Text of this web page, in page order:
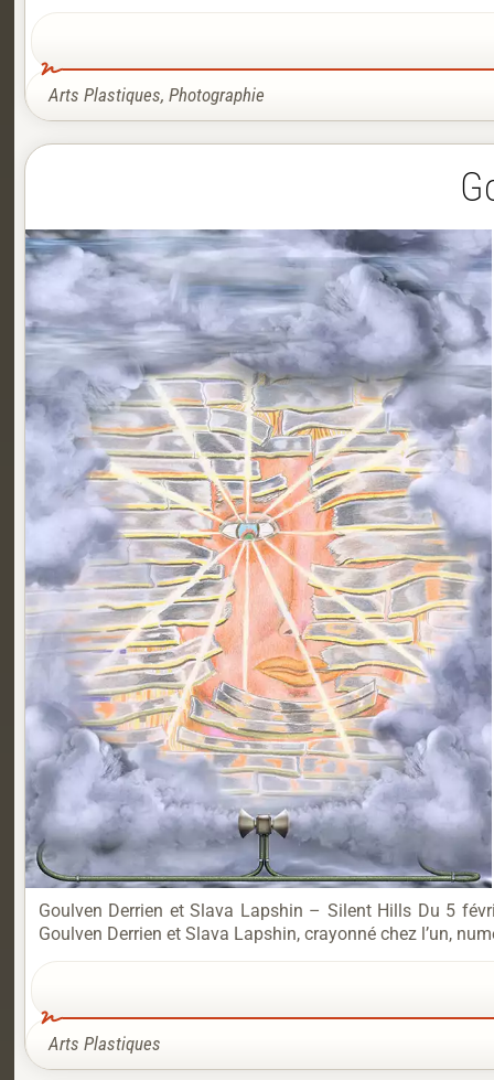
Arts Plastiques, Photographie
Goulven Derrien et Slava Lapshin – Silent Hills Du 5
Goulven Derrien et Slava Lapshin, crayonné chez l’un,
Arts Plastiques